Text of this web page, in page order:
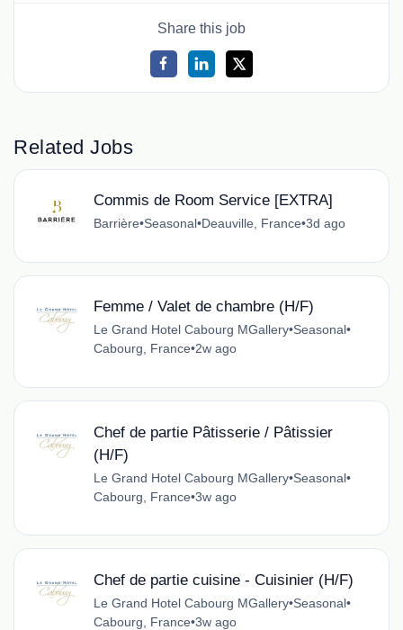
Share this job
Related Jobs
Commis de Room Service [EXTRA]
Barrière•Seasonal•Deauville, France•3d ago
Femme / Valet de chambre (H/F)
Le Grand Hotel Cabourg MGallery•Seasonal•
Cabourg, France•2w ago
Chef de partie Pâtisserie / Pâtissier
(H/F)
Le Grand Hotel Cabourg MGallery•Seasonal•
Cabourg, France•3w ago
Chef de partie cuisine - Cuisinier (H/F)
Le Grand Hotel Cabourg MGallery•Seasonal•
Cabourg, France•3w ago